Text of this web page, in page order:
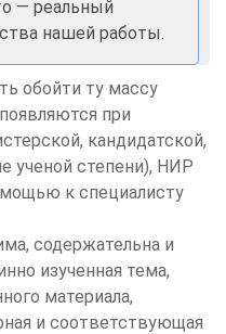
— реальный
нашей работы.
обойти ту массу
при
кандидатской,
ученой степени), НИР
к специалисту
содержательна и
изученная тема,
материала,
и соответствующая